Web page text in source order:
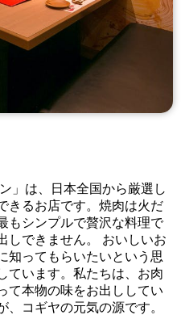
」は、日本全国から厳選し
きるお店です。焼肉は火だ
もシンプルで贅沢な料理で
しできません。 おいしいお
知ってもらいたいという思
ています。私たちは、お肉
て本物の味をお出ししてい
、コギヤの元気の源です。